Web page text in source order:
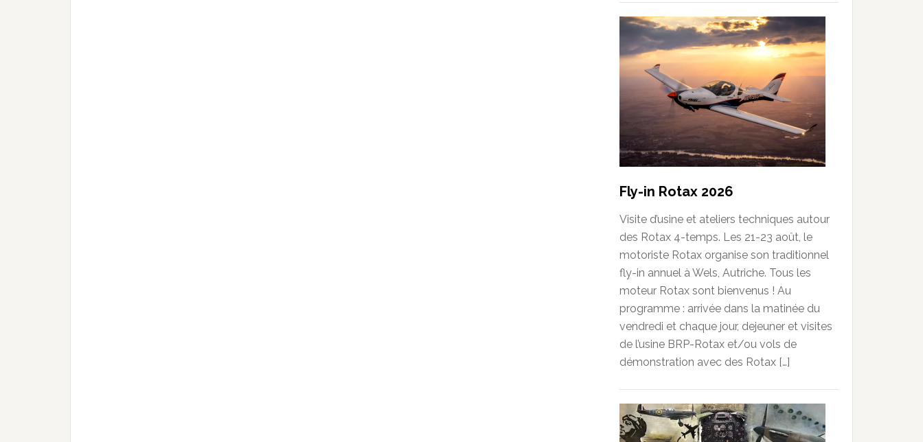
Fly-in Rotax 2026
Visite d’usine et ateliers techniques autour
des Rotax 4-temps. Les 21-23 août, le
motoriste Rotax organise son traditionnel
fly-in annuel à Wels, Autriche. Tous les
moteur Rotax sont bienvenus ! Au
programme : arrivée dans la matinée du
vendredi et chaque jour, dejeuner et visites
de l’usine BRP-Rotax et/ou vols de
démonstration avec des Rotax […]